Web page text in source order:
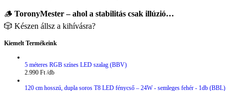
🪵 ToronyMester – ahol a stabilitás csak illúzió…
🎲 Készen állsz a kihívásra?
Kiemelt Termékeink
5 méteres RGB színes LED szalag (BBV)
2.990 Ft
120 cm hosszú, dupla soros T8 LED fénycső – 24W - semleges fehér - 1db (BBL)